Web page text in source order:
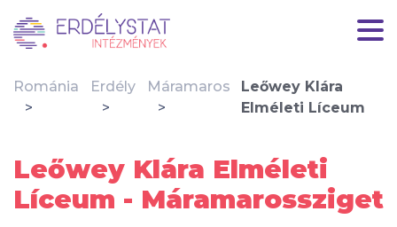
Románia Erdély Máramaros
Leőwey Klára
Elméleti Líceum
Leőwey Klára Elméleti
Líceum - Máramarossziget